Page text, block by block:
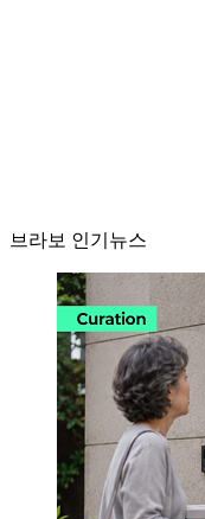
브라보 인기뉴스